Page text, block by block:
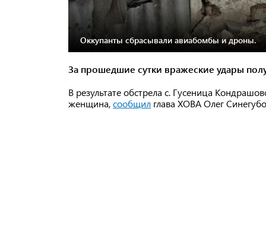
Оккупанты сбрасывали авиабомбы и дроны.
За прошедшие сутки вражеские удары
В результате обстрела с. Гусеница
женщина,сообщил глава ХОВА Олег